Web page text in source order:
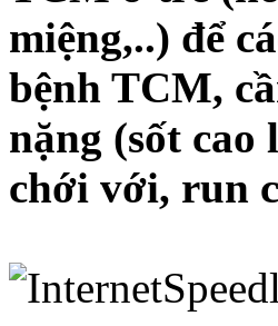
miệng,..) để
bệnh TCM,
nặng (sốt
chới với, run